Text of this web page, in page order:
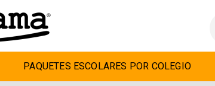
PAQUETES ESCOLARES POR COLEGIO